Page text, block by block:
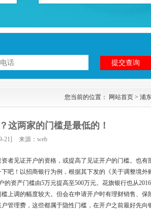
您当前的位置： 网站首页 > 浦
这两家的门槛是最低的！
21] 来源：web
者见证开户的资格，或提高了见证开户的门槛。也有
吧！以招商银行为例，根据其下发的《关于调整境外
资产门槛由5万元提高至500万元。花旗银行也从
上调的幅度较大。但会在申请开户时有理财销售、保
管理费，这些都属于隐性门槛，在开户之前最好先向